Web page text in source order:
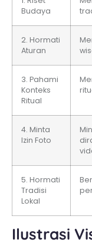
Budaya
2. Hormati
Aturan
3. Pahami
Konteks
Ritual
4. Minta
Izin Foto
5. Hormati
Tradisi
Lokal
Ilustrasi